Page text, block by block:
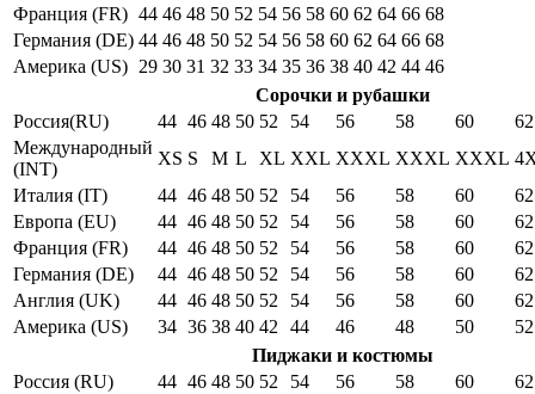
Франция (FR) 44 46 48 50 52 54 56 58 60 62 64 66 68
Германия (DE) 44 46 48 50 52 54 56 58 60 62 64 66 68
Америка (US) 29 30 31 32 33 34 35 36 38 40 42 44 46
Сорочки и рубашки
Россия(RU)
44 46 48 50 52 54 56 58 60
62
Международный
(INT)
XS S M L XL XXL XXXL XXXL XXXL
Италия (IT)
44 46 48 50 52 54 56 58 60
62
Европа (EU)
44 46 48 50 52 54 56 58 60
62
Франция (FR)
44 46 48 50 52 54 56 58 60
62
Германия (DE)
44 46 48 50 52 54 56 58 60
62
Англия (UK)
44 46 48 50 52 54 56 58 60
62
Америка (US)
34 36 38 40 42 44 46 48 50
52
Пиджаки и костюмы
Россия (RU)
44 46 48 50 52 54 56 58 60
62